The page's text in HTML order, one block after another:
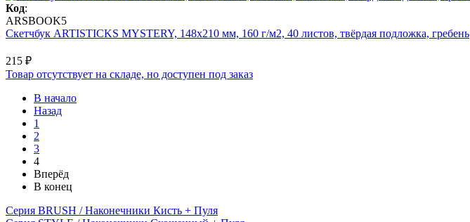
Код:
ARSBOOK5
Скетчбук ARTISTICKS MYSTERY, 148х210 мм, 160 г/м2, 40 листов, твёрдая подложка, гребень
215 ₽
Товар отсутствует на складе, но доступен под заказ
В начало
Назад
1
2
3
4
Вперёд
В конец
Серия BRUSH / Наконечники Кисть + Пуля